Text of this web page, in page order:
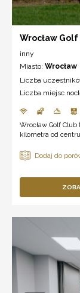
Wrocław Golf
inny
Miasto: Wrocław
Liczba
Liczba miejsc
Wrocław Golf
kilometra od